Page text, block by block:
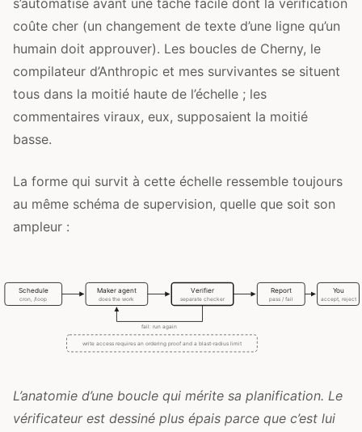
coûte cher (un changement de texte d’une ligne qu’un
humain doit approuver). Les boucles de Cherny, le
compilateur d’Anthropic et mes survivantes se situent
tous dans la moitié haute de l’échelle ; les
commentaires viraux, eux, supposaient la moitié
basse.
La forme qui survit à cette échelle ressemble toujours
au même schéma de supervision, quelle que soit son
ampleur :
L’anatomie d’une boucle qui mérite sa planification. Le
vérificateur est dessiné plus épais parce que c’est lui